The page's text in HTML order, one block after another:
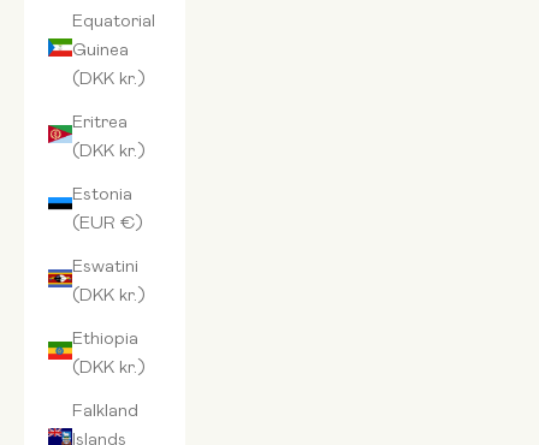
Equatorial
Guinea
(DKK kr.)
Eritrea
(DKK kr.)
Estonia
(EUR €)
Eswatini
(DKK kr.)
Ethiopia
(DKK kr.)
Falkland
Islands